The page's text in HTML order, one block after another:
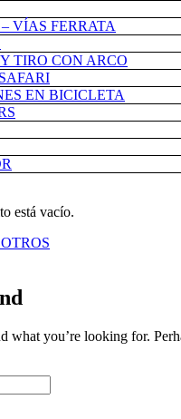
VÍAS FERRATA
TIRO CON ARCO
EN BICICLETA
está vacío.
what you’re looking for.